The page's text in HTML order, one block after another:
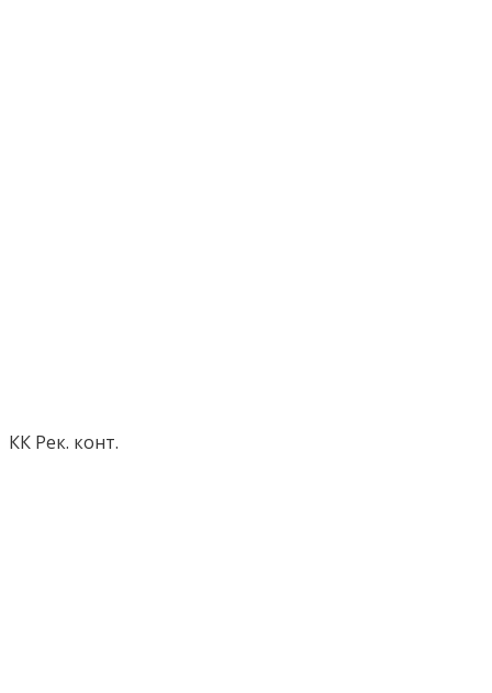
КК Рек. конт.